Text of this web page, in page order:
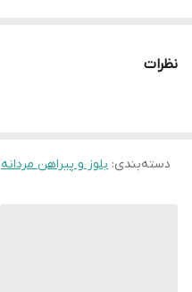
نظرات
دسته‌بندی: بلوز و پیراهن مردانه